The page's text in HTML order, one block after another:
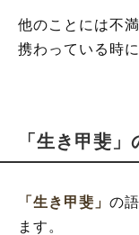
他のことには不
携わっている時
「生き甲斐
「生き甲斐」の
ます。